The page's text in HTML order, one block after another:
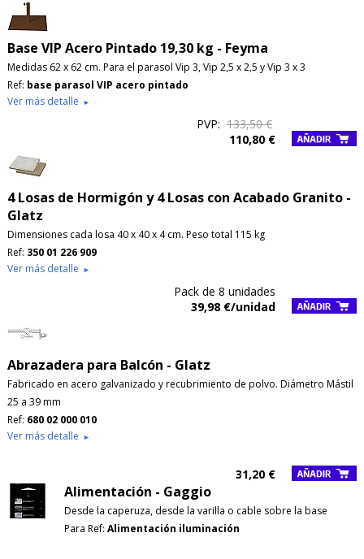
Base VIP Acero Pintado 19,30 kg - Feyma
Medidas 62 x 62 cm. Para el parasol Vip 3, Vip 2,5 x 2,5 y Vip 3 x 3
Ref: base parasol VIP acero pintado
Ver más detalle ►
PVP: 133,50 €
110,80 €
4 Losas de Hormigón y 4 Losas con Acabado Granito -
Glatz
Dimensiones cada losa 40 x 40 x 4 cm. Peso total 115 kg
Ref: 350 01 226 909
Ver más detalle ►
Pack de 8 unidades
39,98 €/unidad
Abrazadera para Balcón - Glatz
Fabricado en acero galvanizado y recubrimiento de polvo. Diámetro Mástil
25 a 39 mm
Ref: 680 02 000 010
Ver más detalle ►
31,20 €
Alimentación - Gaggio
Desde la caperuza, desde la varilla o cable sobre la base
Para Ref: Alimentación iluminación